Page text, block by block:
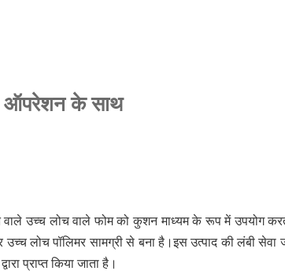
ऑपरेशन के साथ
उच्च लोच वाले फोम को कुशन माध्यम के रूप में उपयोग
लोच पॉलिमर सामग्री से बना है।इस उत्पाद की लंबी
प्राप्त किया जाता है।